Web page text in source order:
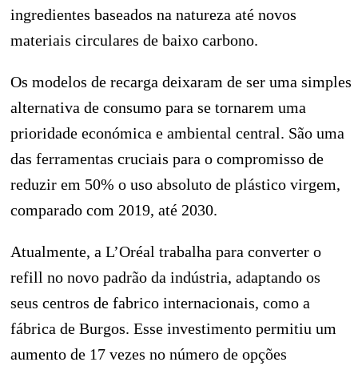
ingredientes baseados na natureza até novos
materiais circulares de baixo carbono.
Os modelos de recarga deixaram de ser uma simples
alternativa de consumo para se tornarem uma
prioridade económica e ambiental central. São uma
das ferramentas cruciais para o compromisso de
reduzir em 50% o uso absoluto de plástico virgem,
comparado com 2019, até 2030.
Atualmente, a L’Oréal trabalha para converter o
refill no novo padrão da indústria, adaptando os
seus centros de fabrico internacionais, como a
fábrica de Burgos. Esse investimento permitiu um
aumento de 17 vezes no número de opções